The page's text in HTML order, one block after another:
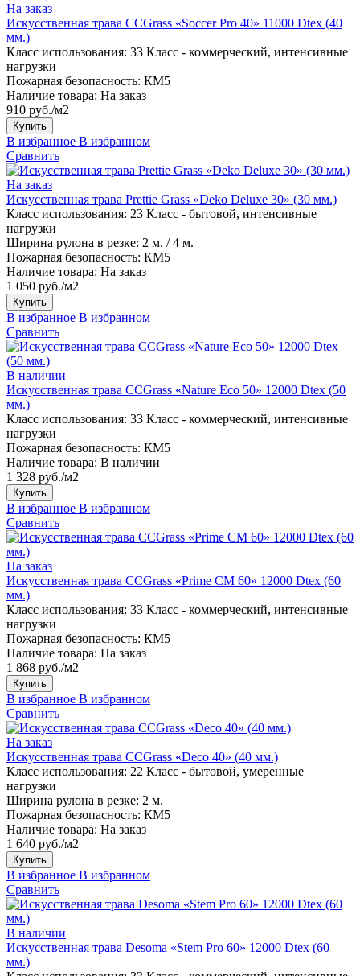
На заказ
Искусственная трава CCGrass «Soccer Pro 40» 11000 Dtex (40
мм.)
Класс использования: 33 Класс - коммерческий, интенсивные
нагрузки
Пожарная безопасность: КМ5
Наличие товара: На заказ
910 руб./м2
Купить
В избранное В избранном
Сравнить
На заказ
Искусственная трава Prettie Grass «Deko Deluxe 30» (30 мм.)
Класс использования: 23 Класс - бытовой, интенсивные
нагрузки
Ширина рулона в резке: 2 м. / 4 м.
Пожарная безопасность: КМ5
Наличие товара: На заказ
1 050 руб./м2
Купить
В избранное В избранном
Сравнить
В наличии
Искусственная трава CCGrass «Nature Eco 50» 12000 Dtex (50
мм.)
Класс использования: 33 Класс - коммерческий, интенсивные
нагрузки
Пожарная безопасность: КМ5
Наличие товара: В наличии
1 328 руб./м2
Купить
В избранное В избранном
Сравнить
На заказ
Искусственная трава CCGrass «Prime CM 60» 12000 Dtex (60
мм.)
Класс использования: 33 Класс - коммерческий, интенсивные
нагрузки
Пожарная безопасность: КМ5
Наличие товара: На заказ
1 868 руб./м2
Купить
В избранное В избранном
Сравнить
На заказ
Искусственная трава CCGrass «Deco 40» (40 мм.)
Класс использования: 22 Класс - бытовой, умеренные
нагрузки
Ширина рулона в резке: 2 м.
Пожарная безопасность: КМ5
Наличие товара: На заказ
1 640 руб./м2
Купить
В избранное В избранном
Сравнить
В наличии
Искусственная трава Desoma «Stem Pro 60» 12000 Dtex (60
мм.)